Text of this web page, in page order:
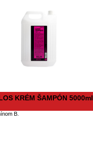
KRÉM ŠAMPÓN 5000ml
B.